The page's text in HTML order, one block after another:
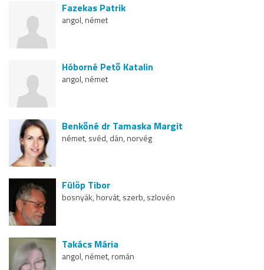
Fazekas Patrik
angol, német
Hóborné Pető Katalin
angol, német
Benkőné dr Tamaska Margit
német, svéd, dán, norvég
Fülöp Tibor
bosnyák, horvát, szerb, szlovén
Takács Mária
angol, német, román